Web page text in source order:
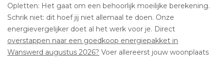
Opletten: Het gaat om een behoorlijk moeilijke berekening.
Schrik niet: dit hoef jij niet allemaal te doen. Onze
energievergelijker doet al het werk voor je. Direct
overstappen naar een goedkoop energiepakket in
Wanswerd augustus 2026? Voer allereerst jouw woonplaats